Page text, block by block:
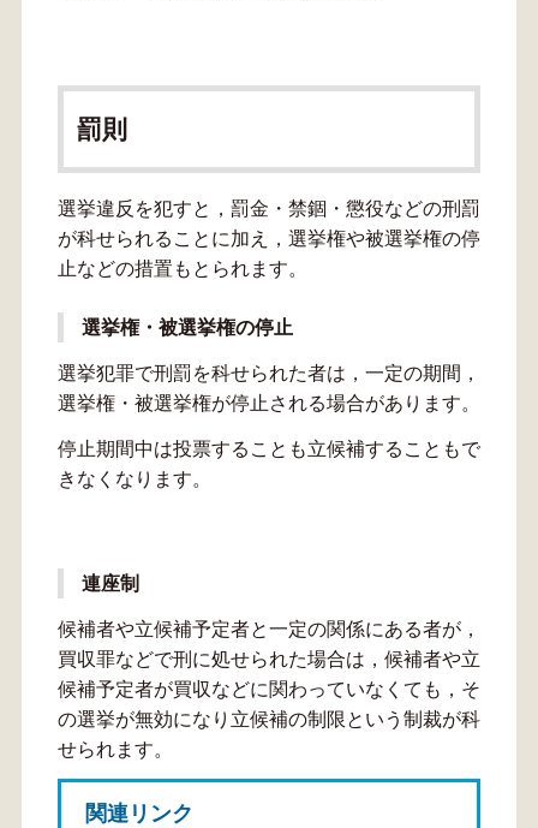
罰則
選挙違反を犯すと，罰金・禁錮・懲役などの刑罰
が科せられることに加え，選挙権や被選挙権の停
止などの措置もとられます。
選挙権・被選挙権の停止
選挙犯罪で刑罰を科せられた者は，一定の期間，
選挙権・被選挙権が停止される場合があります。
停止期間中は投票することも立候補することもで
きなくなります。
連座制
候補者や立候補予定者と一定の関係にある者が，
買収罪などで刑に処せられた場合は，候補者や立
候補予定者が買収などに関わっていなくても，そ
の選挙が無効になり立候補の制限という制裁が科
せられます。
関連リンク